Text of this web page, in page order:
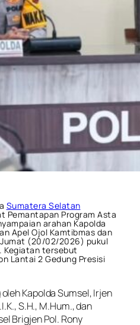
Sumatera Selatan
Pemantapan Program Asta
arahan Kapolda
Apel Ojol Kamtibmas dan
(20/02/2026) pukul
Kegiatan tersebut
Lantai 2 Gedung Presisi
Kapolda Sumsel, Irjen
S.H., M.Hum., dan
Brigjen Pol. Rony